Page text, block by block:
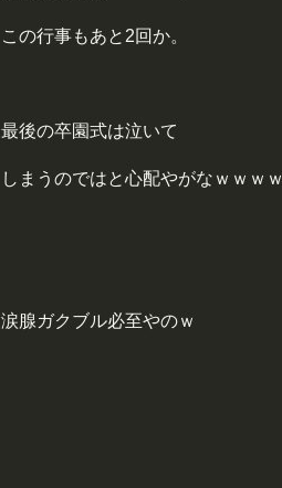
この行事もあと2回か。
最後の卒園式は泣いて
しまうのではと心配やがなｗｗｗｗ
涙腺ガクブル必至やのｗ